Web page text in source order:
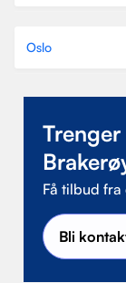
Oslo
Få tilbud
Bli